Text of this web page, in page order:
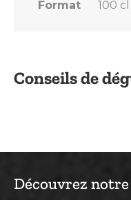
Conseils de
Format
100 cl
Découvrez